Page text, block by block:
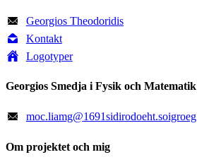
Georgios Theodoridis
Kontakt
Logotyper
Georgios Smedja i Fysik och Matematik
moc.liamg@1691sidirodoeht.soigroeg
Om projektet och mig